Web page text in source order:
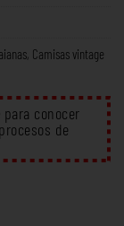
Camisas vintage
para conocer
de